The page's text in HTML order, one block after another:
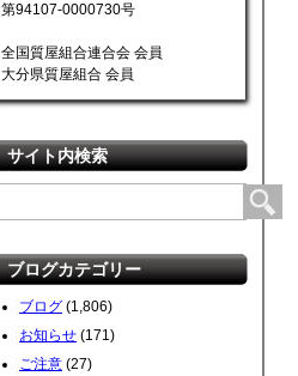
第94107-0000730号
全国質屋組合連合会 会員
大分県質屋組合 会員
サイト内検索
ブログカテゴリー
ブログ (1,806)
お知らせ (171)
ご注意 (27)